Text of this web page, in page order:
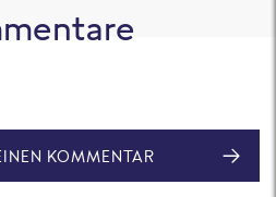
KOMMENTAR